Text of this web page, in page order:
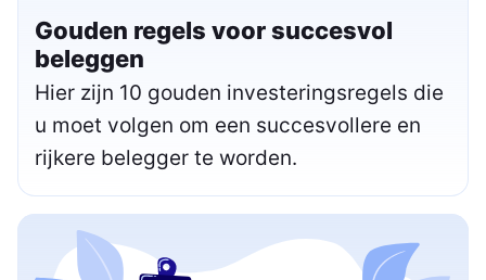
Gouden regels voor succesvol
beleggen
Hier zijn 10 gouden investeringsregels die
u moet volgen om een succesvollere en
rijkere belegger te worden.